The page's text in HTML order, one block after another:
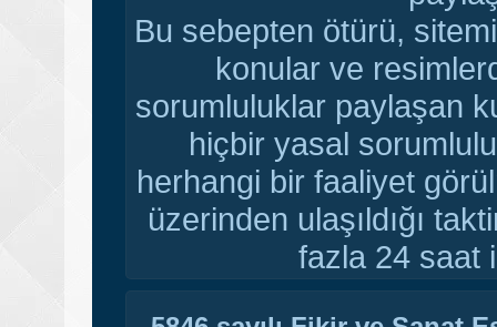
Bu sebepten ötürü,
konular ve
sorumluluklar paylaşan
hiçbir yasal
herhangi bir faaliyet
üzerinden ulaşıldığı
fazla 24 saat